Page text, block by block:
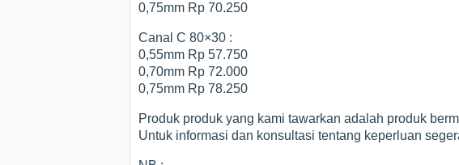
0,75mm Rp 70.250
Canal C 80×30 :
0,55mm Rp 57.750
0,70mm Rp 72.000
0,75mm Rp 78.250
Produk produk yang kami tawarkan adalah produk
Untuk informasi dan konsultasi tentang keperluan